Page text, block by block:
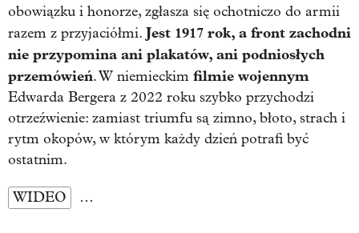
obowiązku i honorze, zgłasza się ochotniczo do armii
razem z przyjaciółmi. Jest 1917 rok, a front zachodni
nie przypomina ani plakatów, ani podniosłych
przemówień. W niemieckim filmie wojennym
Edwarda Bergera z 2022 roku szybko przychodzi
otrzeźwienie: zamiast triumfu są zimno, błoto, strach i
rytm okopów, w którym każdy dzień potrafi być
ostatnim.
WIDEO …